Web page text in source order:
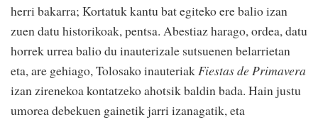
herri bakarra; Kortatuk kantu bat egiteko ere balio izan
zuen datu historikoak, pentsa. Abestiaz harago, ordea, datu
horrek urrea balio du inauterizale sutsuenen belarrietan
eta, are gehiago, Tolosako inauteriak Fiestasde Primavera
izan zirenekoa kontatzeko ahotsik baldin bada. Hain justu
umorea debekuen gainetik jarri izanagatik, eta